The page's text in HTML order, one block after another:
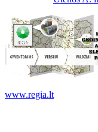
www.regia.lt